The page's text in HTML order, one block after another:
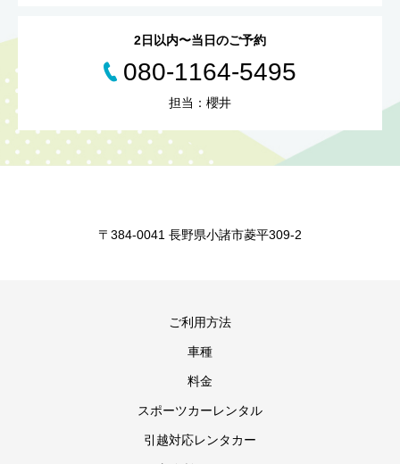
2日以内〜当日のご予約
080-1164-5495
担当：櫻井
〒384-0041 長野県小諸市菱平309-2
ご利用方法
車種
料金
スポーツカーレンタル
引越対応レンタカー